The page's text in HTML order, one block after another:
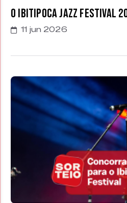
o Ibitipoca Jazz Festival
11 jun 2026